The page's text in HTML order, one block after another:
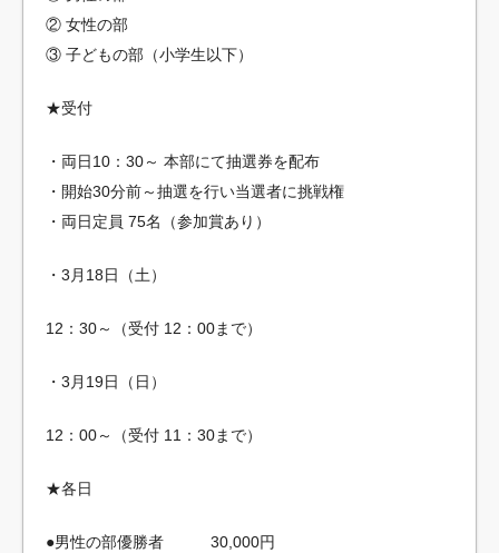
② 女性の部
③ 子どもの部（小学生以下）
★受付
・両日10：30～ 本部にて抽選券を配布
・開始30分前～抽選を行い当選者に挑戦権
・両日定員 75名（参加賞あり）
・3月18日（土）
12：30～（受付 12：00まで）
・3月19日（日）
12：00～（受付 11：30まで）
★各日
●男性の部優勝者 30,000円